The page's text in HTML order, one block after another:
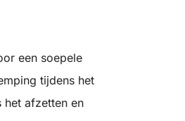
een soepele
tijdens het
het afzetten en